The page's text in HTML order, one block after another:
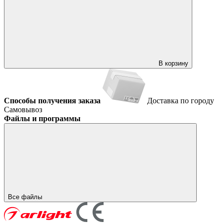
В корзину
Способы получения заказа
Доставка по городу
Самовывоз
Файлы и программы
Все файлы